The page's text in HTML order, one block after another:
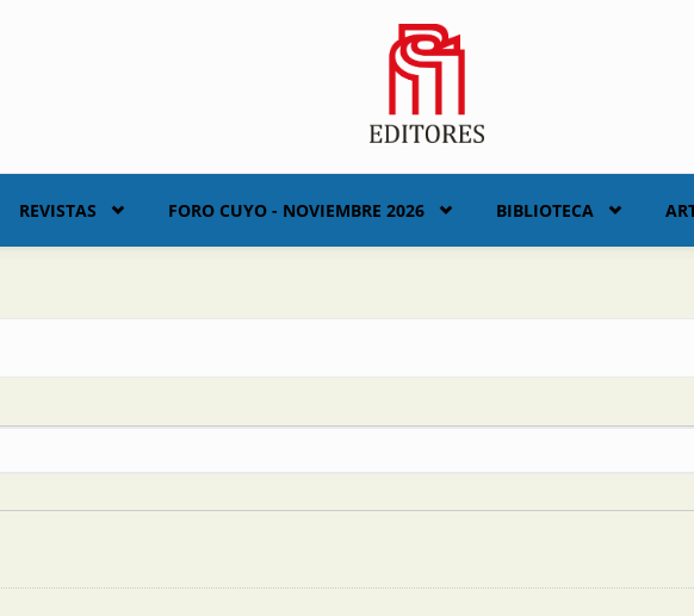
REVISTAS FORO CUYO - NOVIEMBRE 2026 BIBLIOTECA